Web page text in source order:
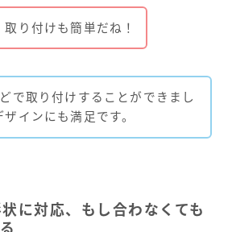
取り付けも簡単だね！
で取り付けすることができまし
ザインにも満足です。
に対応、もし合わなくても